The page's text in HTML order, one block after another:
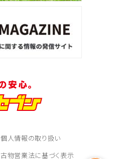
個人情報の取り扱い
古物営業法に基づく表示